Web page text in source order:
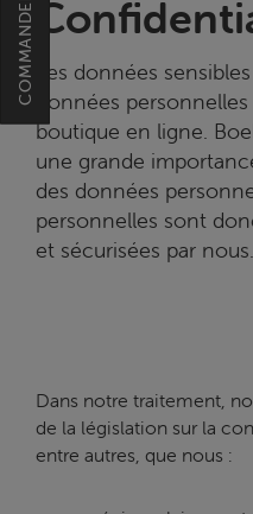
Les données
données
boutique en ligne.
une grande
des données
personnelles sont
et sécurisées par nous.
Dans notre traitement,
de la législation sur la
entre autres, que nous :